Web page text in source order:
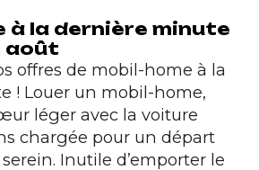
à la dernière minute
août
offres de mobil-home à la
! Louer un mobil-home,
léger avec la voiture
chargée pour un départ
Inutile d’emporter le